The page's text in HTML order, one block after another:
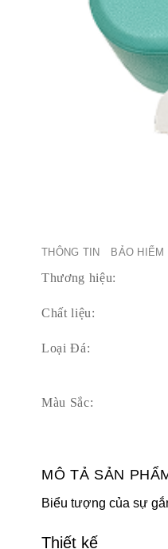
THÔNG TIN BẢO HIỂM
Thương hiệu:
Chất liệu:
Loại Đá:
Màu Sắc:
MÔ TẢ SẢN
Biểu tượng của sự
Thiết kế